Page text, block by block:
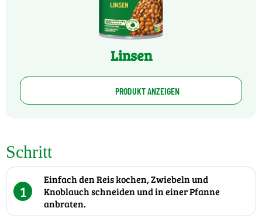
Linsen
PRODUKT ANZEIGEN
Schritt
1
Einfach den Reis kochen, Zwiebeln und
Knoblauch schneiden und in einer Pfanne
anbraten.